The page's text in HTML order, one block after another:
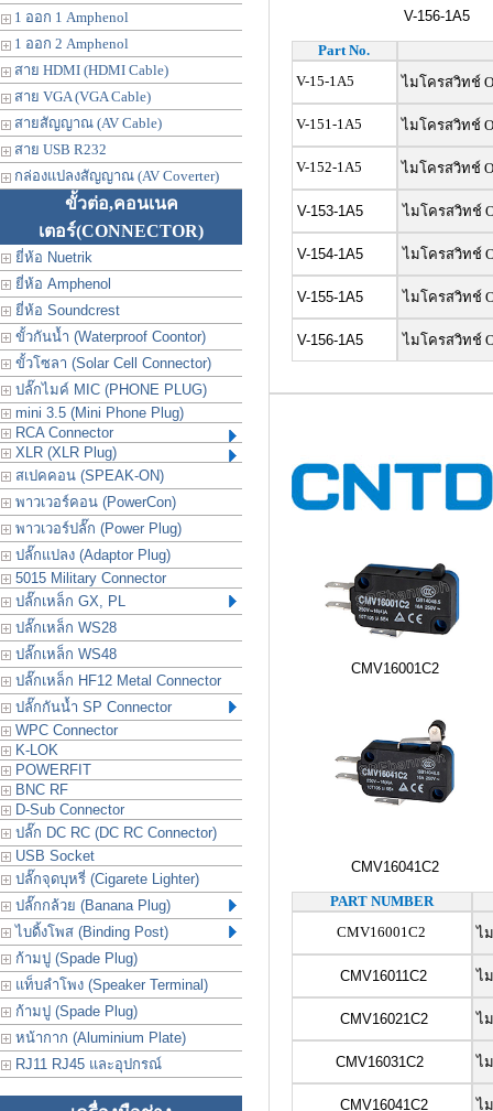
1 ออก 1 Amphenol
1 ออก 2 Amphenol
สาย HDMI (HDMI Cable)
สาย VGA (VGA Cable)
สายสัญญาณ (AV Cable)
สาย USB R232
กล่องแปลงสัญญาณ (AV Coverter)
ขั้วต่อ,คอนเนค
เตอร์(CONNECTOR)
ยี่ห้อ Nuetrik
ยี่ห้อ Amphenol
ยี่ห้อ Soundcrest
ขั้วกันน้ำ (Waterproof Coontor)
ขั้วโซลา (Solar Cell Connector)
ปลั๊กไมค์ MIC (PHONE PLUG)
mini 3.5 (Mini Phone Plug)
RCA Connector
XLR (XLR Plug)
สเปคคอน (SPEAK-ON)
พาวเวอร์คอน (PowerCon)
พาวเวอร์ปลั๊ก (Power Plug)
ปลั๊กแปลง (Adaptor Plug)
5015 Military Connector
ปลั๊กเหล็ก GX, PL
ปลั๊กเหล็ก WS28
ปลั๊กเหล็ก WS48
ปลั๊กเหล็ก HF12 Metal Connector
ปลั๊กกันน้ำ SP Connector
WPC Connector
K-LOK
POWERFIT
BNC RF
D-Sub Connector
ปลั๊ก DC RC (DC RC Connector)
USB Socket
ปลั๊กจุดบุหรี่ (Cigarete Lighter)
ปลั๊กกล้วย (Banana Plug)
ไบดิ้งโพส (Binding Post)
ก้ามปู (Spade Plug)
แท็บลำโพง (Speaker Terminal)
ก้ามปู (Spade Plug)
หน้ากาก (Aluminium Plate)
RJ11 RJ45 และอุปกรณ์
V-156-1A5
Part No.
V-15-1A5
ไมโครสวิทช์
V-151-1A5 ไมโครสวิทช์
V-152-1A5 ไมโครสวิทช์
V-153-1A5 ไมโครสวิทช์
V-154-1A5 ไมโครสวิทช์
V-155-1A5 ไมโครสวิทช์
V-156-1A5 ไมโครสวิทช์
CMV16001C2
CMV16041C2
PART NUMBER
CMV16001C2
ไ
CMV16011C2 ไ
CMV16021C2 ไ
CMV16031C2 ไ
CMV16041C2 ไ